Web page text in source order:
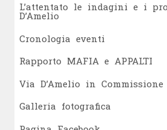
L’attentato le indagini e i
D’Amelio
Cronologia eventi
Rapporto MAFIA e APPALTI
Via D’Amelio in
Galleria fotografica